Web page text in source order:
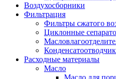
Воздухосборники
Фильтрация
Фильтры сжатого
Циклонные
Расходные материалы
Масло
Масло для